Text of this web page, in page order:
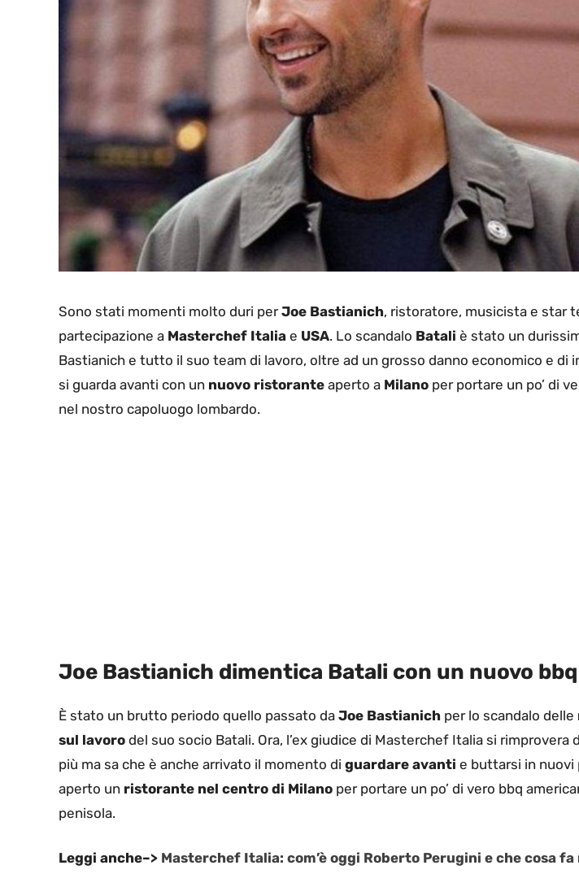
Sono stati momenti molto duri perJoe Bastianich, ristoratore, musicista e star
partecipazione a Masterchef Italia e USA. Lo scandalo Batali è stato un
Bastianich e tutto il suo team di lavoro, oltre ad un grosso danno economico e di
si guarda avanti con un nuovo ristorante aperto a Milano per portare un po’ di
nel nostro capoluogo lombardo.
Joe Bastianich dimentica Batali con un nuovo bbq
È stato un brutto periodo quello passato da Joe Bastianich per lo scandalo delle
sul lavoro del suo socio Batali. Ora, l’ex giudice di Masterchef Italia si rimprovera
più ma sa che è anche arrivato il momento di guardare avanti e buttarsi in
aperto un ristorante nel centro di Milano per portare un po’ di vero bbq
penisola.
Leggi anche–> Masterchef Italia: com’è oggi Roberto Perugini e che cosa